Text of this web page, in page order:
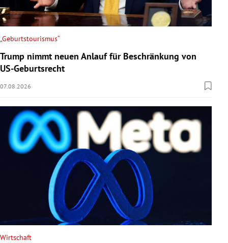
„Geburtstourismus“
Trump nimmt neuen Anlauf für Beschränkung von
US-Geburtsrecht
07.08.2026
Wirtschaft